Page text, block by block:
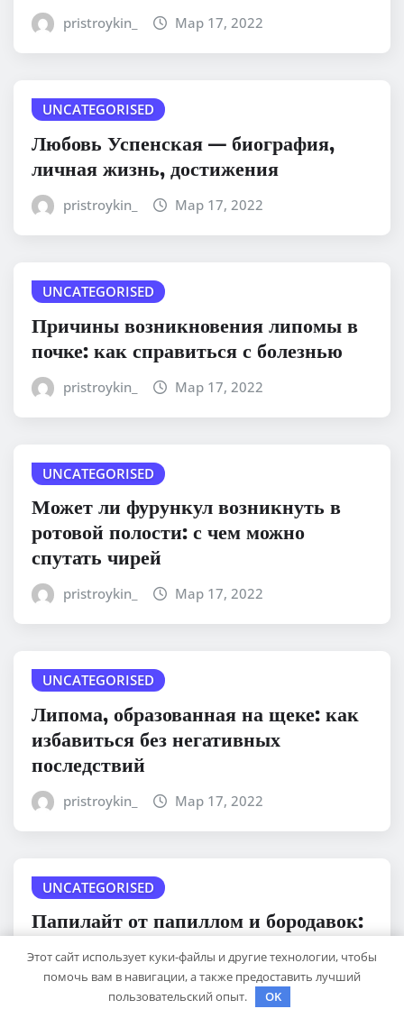
pristroykin_ Мар 17, 2022
UNCATEGORISED
Любовь Успенская — биография,
личная жизнь, достижения
pristroykin_ Мар 17, 2022
UNCATEGORISED
Причины возникновения липомы в
почке: как справиться с болезнью
pristroykin_ Мар 17, 2022
UNCATEGORISED
Может ли фурункул возникнуть в
ротовой полости: с чем можно
спутать чирей
pristroykin_ Мар 17, 2022
UNCATEGORISED
Липома, образованная на щеке: как
избавиться без негативных
последствий
pristroykin_ Мар 17, 2022
UNCATEGORISED
Папилайт от папиллом и бородавок:
аналоги
Мар 17, 2022
Этот сайт использует куки-файлы и другие технологии, чтобы
помочь вам в навигации, а также предоставить лучший
пользовательский опыт.
OK